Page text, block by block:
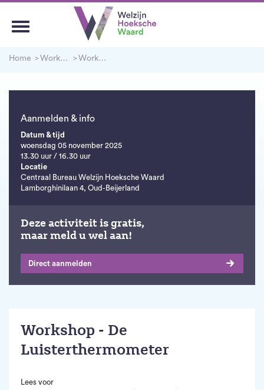
Home Workshops en Cursussen Workshop - De Luisterthermometer
Aanmelden & info
Datum & tijd
woensdag 05 november 2025
13.30 uur / 16.30 uur
Locatie
Centraal Bureau Welzijn Hoeksche Waard
Lamborghinilaan 4, Oud-Beijerland
Deze activiteit is gratis,
maar meld u wel aan!
Direct aanmelden
Workshop - De
Luisterthermometer
Lees voor